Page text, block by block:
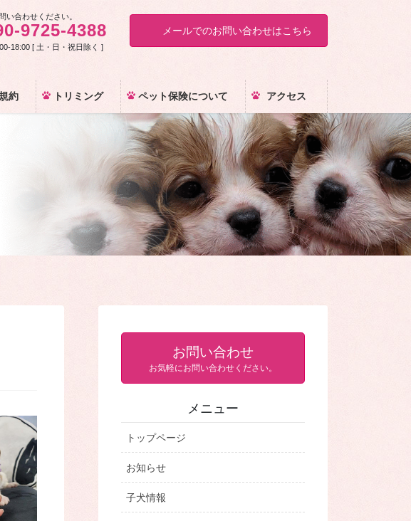
い合わせください。
9725-4388
18:00 [ 土・日・祝日除く ]
メールでのお問い合わせはこちら
約 トリミング ペット保険について アクセス
お問い合わせ
お気軽にお問い合わせください。
メニュー
トップページ
お知らせ
子犬情報